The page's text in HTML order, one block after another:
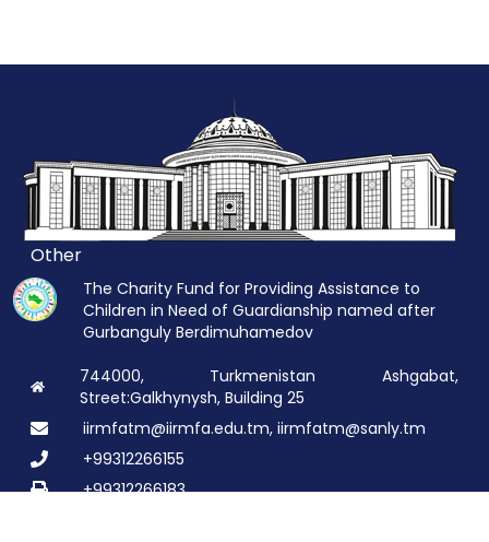
Other
The Charity Fund for Providing Assistance to
Children in Need of Guardianship named after
Gurbanguly Berdimuhamedov
744000, Turkmenistan Ashgabat,
Street:Galkhynysh, Building 25
iirmfatm@iirmfa.edu.tm, iirmfatm@sanly.tm
+99312266155
+99312266183